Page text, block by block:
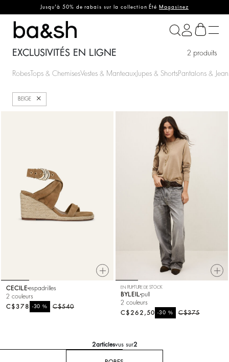
Jusqu'à 50% de rabais sur la collection Été Magasinez
ba&sh
EXCLUSIVITÉS EN LIGNE 2 produits
Robes Tops & ChemisesVestes & Manteaux Jupes & ShortsPantalons &
BEIGE Fermer
CECILE espadrilles
2 couleurs
C$540
-30%
C$378
EN RUPTURE DE STOCK
BYLEIL pull
2 couleurs
C$375
-30%
C$262,50
2articlesvus sur2